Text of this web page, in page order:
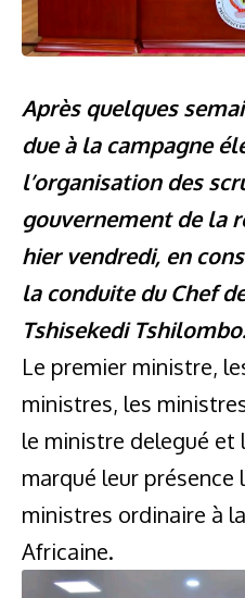
Après quelques
due à la campagne
l’organisation des
gouvernement de la
hier vendredi, en
la conduite du Chef
Tshisekedi
Le premier ministre,
ministres, les
le ministre delegué et
marqué leur présence
ministres ordinaire à
Africaine.